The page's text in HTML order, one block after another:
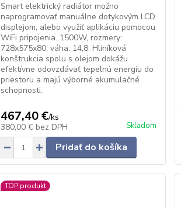
Smart elektrický radiátor možno
naprogramovať manuálne dotykovým LCD
displejom, alebo využiť aplikáciu pomocou
WiFi pripojenia. 1500W, rozmery:
728x575x80, váha: 14,8. Hliníková
konštrukcia spolu s olejom dokážu
efektívne odovzdávať tepelnú energiu do
priestoru a majú výborné akumulačné
schopnosti.
467,40 €/ks
380,00 € bez DPH Skladom
Pridať do košíka
TOP produkt